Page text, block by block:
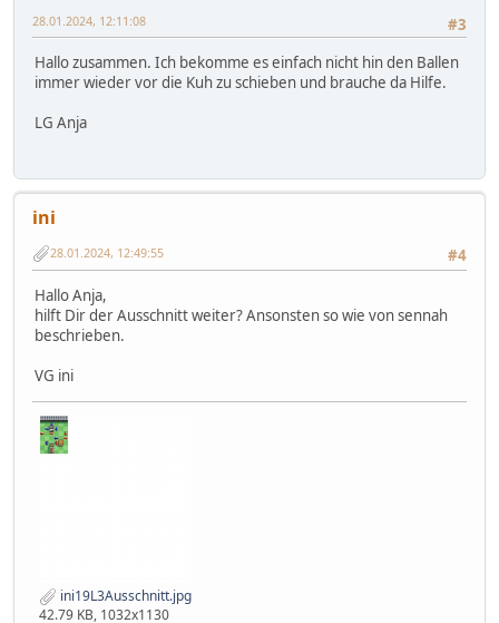
#3
28.01.2024, 12:11:08
Hallo zusammen. Ich bekomme es einfach nicht hin den Ballen
immer wieder vor die Kuh zu schieben und brauche da Hilfe.
LG Anja
ini
#4
28.01.2024, 12:49:55
Hallo Anja,
hilft Dir der Ausschnitt weiter? Ansonsten so wie von sennah
beschrieben.
VG ini
ini19L3Ausschnitt.jpg
42.79 KB, 1032x1130